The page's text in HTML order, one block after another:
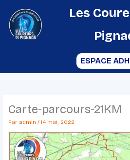
contenu
Les
ESPACE
Carte-parcours-21KM
Par admin / 14 mai, 2022